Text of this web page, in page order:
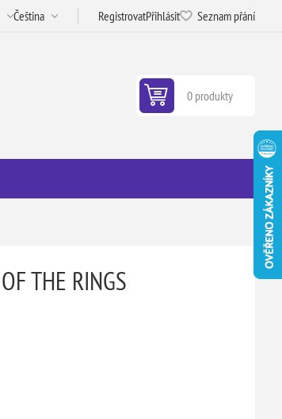
RegistrovatPřihlásit Seznam přání
0 produkty
THE RINGS